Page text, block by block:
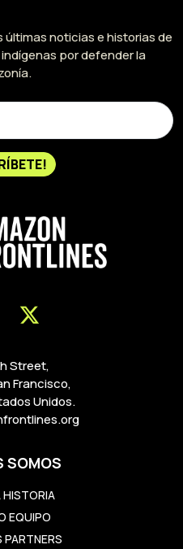
últimas noticias e historias de
por defender la
Street,
Francisco,
Unidos.
SOMOS
HISTORIA
EQUIPO